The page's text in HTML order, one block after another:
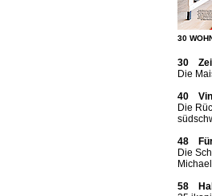
30
30
Die
40
Die
48 Für
Die
58